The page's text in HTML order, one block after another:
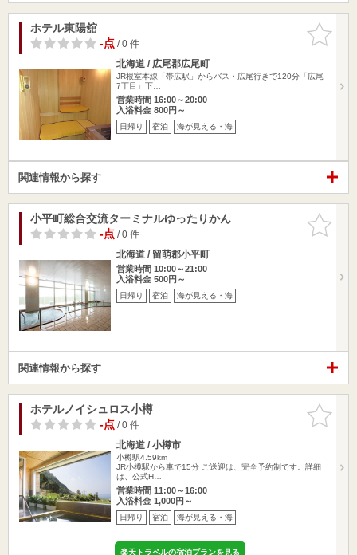
お気に入
りに追加
ホテル東陽舘
-点/ 0 件
北海道 / 広尾郡広尾町
JR根室本線「帯広駅」から​バス・広尾行きで120分「広尾
7丁目」下…
営業時間 16:00～20:00
入浴料金 800円～
日帰り 宿泊 海が見える・海
関連情報から探す
お気に入
りに追加
小平町総合交流ターミナルゆったりかん
-点/ 0 件
北海道 / 留萌郡小平町
営業時間 10:00～21:00
入浴料金 500円～
日帰り 宿泊 海が見える・海
関連情報から探す
お気に入
りに追加
ホテルノイシュロス小樽
-点/ 0 件
北海道 / 小樽市
小樽駅4.59km
JR小樽駅から車で15分 ご送迎は、完全予約制です。詳細
は、公式H…
営業時間 11:00～16:00
入浴料金 1,000円～
日帰り 宿泊 海が見える・海
楽天トラベルの宿泊プランを見る